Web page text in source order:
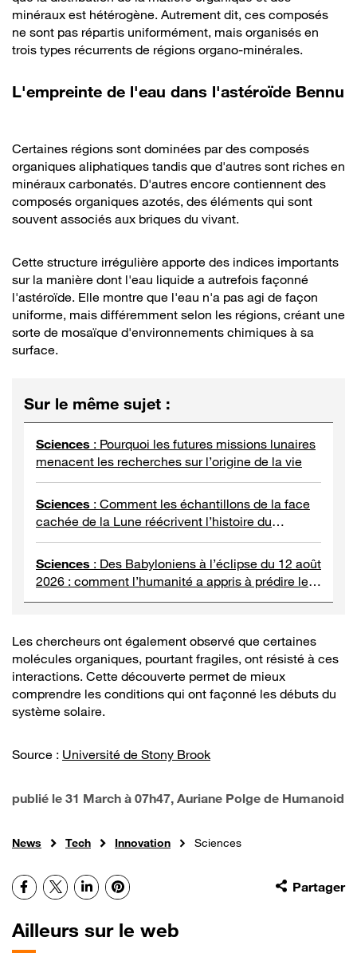
minéraux est hétérogène. Autrement dit, ces composés
ne sont pas répartis uniformément, mais organisés en
trois types récurrents de régions organo-minérales.
L'empreinte de l'eau dans l'astéroïde Bennu
Certaines régions sont dominées par des composés
organiques aliphatiques tandis que d'autres sont riches en
minéraux carbonatés. D'autres encore contiennent des
composés organiques azotés, des éléments qui sont
souvent associés aux briques du vivant.
Cette structure irrégulière apporte des indices importants
sur la manière dont l'eau liquide a autrefois façonné
l'astéroïde. Elle montre que l'eau n'a pas agi de façon
uniforme, mais différemment selon les régions, créant une
sorte de mosaïque d'environnements chimiques à sa
surface.
Sur le même sujet :
Sciences : Pourquoi les futures missions lunaires
menacent les recherches sur l’origine de la vie
Sciences : Comment les échantillons de la face
cachée de la Lune réécrivent l’histoire du
Système solaire
Sciences : Des Babyloniens à l’éclipse du 12 août
2026 : comment l’humanité a appris à prédire les
éclipses de Soleil
Les chercheurs ont également observé que certaines
molécules organiques, pourtant fragiles, ont résisté à ces
interactions. Cette découverte permet de mieux
comprendre les conditions qui ont façonné les débuts du
système solaire.
Source : Université de Stony Brook
publié le 31 March à 07h47, Auriane Polge de Humanoid
News Tech Innovation Sciences
Partager
Facebook
X LinkedInPinterest
Ailleurs sur le web